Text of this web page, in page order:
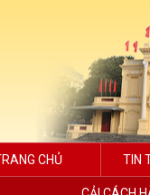
CHỦ TIN